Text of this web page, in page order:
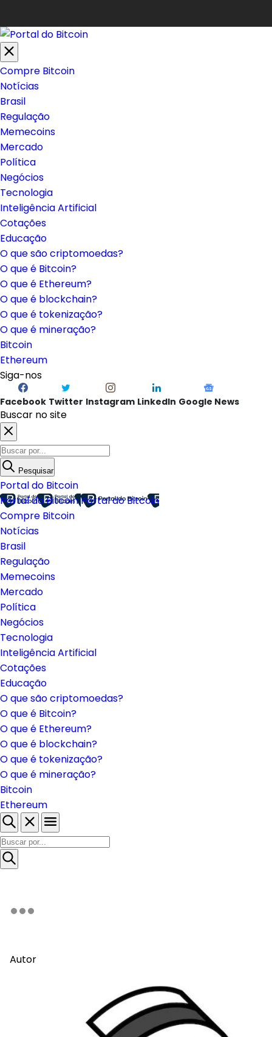
Compre Bitcoin
Notícias
Brasil
Regulação
Memecoins
Mercado
Política
Negócios
Tecnologia
Inteligência Artificial
Cotações
Educação
O que são criptomoedas?
O que é Bitcoin?
O que é Ethereum?
O que é blockchain?
O que é tokenização?
O que é mineração?
Bitcoin
Ethereum
Siga-nos
Facebook Twitter Instagram LinkedIn Google News
Buscar no site
Pesquisar
Portal do Bitcoin
Portal do BitcoinPortal do Bitcoin
Compre Bitcoin
Notícias
Brasil
Regulação
Memecoins
Mercado
Política
Negócios
Tecnologia
Inteligência Artificial
Cotações
Educação
O que são criptomoedas?
O que é Bitcoin?
O que é Ethereum?
O que é blockchain?
O que é tokenização?
O que é mineração?
Bitcoin
Ethereum
Autor